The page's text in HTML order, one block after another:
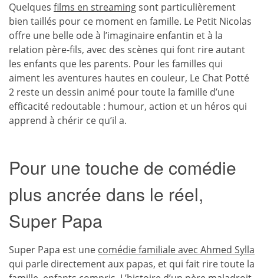
Quelques films en streamingsont particulièrement
bien taillés pour ce moment en famille. Le Petit Nicolas
offre une belle ode à l’imaginaire enfantin et à la
relation père-fils, avec des scènes qui font rire autant
les enfants que les parents. Pour les familles qui
aiment les aventures hautes en couleur, Le Chat Potté
2 reste un dessin animé pour toute la famille d’une
efficacité redoutable : humour, action et un héros qui
apprend à chérir ce qu’il a.
Pour une touche de comédie
plus ancrée dans le réel,
Super Papa
Super Papa est une comédie familiale avec Ahmed Sylla
qui parle directement aux papas, et qui fait rire toute la